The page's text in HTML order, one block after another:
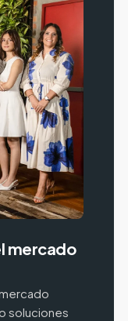
mercado
soluciones